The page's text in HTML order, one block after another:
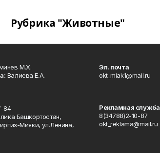
Рубрика "Животные"
М.Х.
Валиева Е.А.
84
Башкортостан,
Мияки, ул.Ленина,
Эл. почта
okt_miak1@mail.ru
Рекламная служба
8(34788)2-10-87
okt_reklama@mail.ru